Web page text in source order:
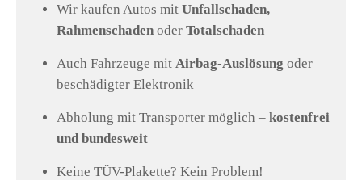
Wir kaufen Autos mit Unfallschaden,
Rahmenschaden oder Totalschaden
Auch Fahrzeuge mit Airbag-Auslösung oder
beschädigter Elektronik
Abholung mit Transporter möglich – kostenfrei
und bundesweit
Keine TÜV-Plakette? Kein Problem!